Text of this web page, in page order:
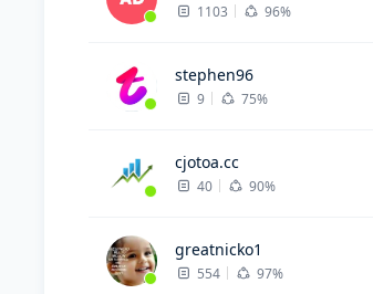
1103 96%
stephen96
9 75%
cjotoa.cc
40 90%
greatnicko1
554 97%